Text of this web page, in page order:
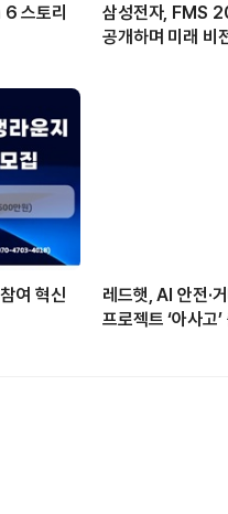
스토리
삼성전자, FMS
공개하며 미래 비
여 혁신
레드햇, AI 안전·
프로젝트 ‘아사고